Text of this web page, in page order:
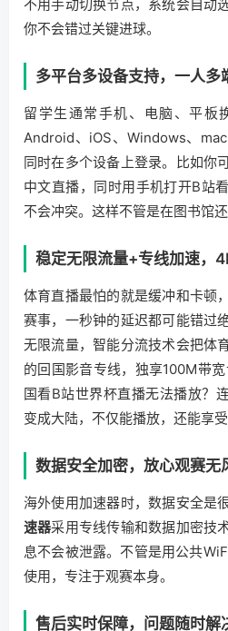
不用手动切换节点，系统会自动
你不会错过关键进球。
多平台多设备支持，一人多
留学生通常手机、电脑、平板
Android、iOS、Windows、
同时在多个设备上登录。比如你
中文直播，同时用手机打开B站
不会冲突。这样不管是在图书馆
稳定无限流量+专线加速，
体育直播最怕的就是缓冲和卡顿
赛事，一秒钟的延迟都可能错过
无限流量，智能分流技术会把体
的回国影音专线，独享100M带
国看B站世界杯直播无法播放？
变成大陆，不仅能播放，还能享
数据安全加密，放心观赛无
海外使用加速器时，数据安全是
速器采用专线传输和数据加密技
息不会被泄露。不管是用公共
使用，专注于观赛本身。
售后实时保障，问题随时解